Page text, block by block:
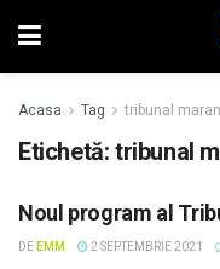
Acasa Tag tribunal
Etichetă: tribunal
Noul program al
DE EMM 2 SEPTEMBRIE 2021